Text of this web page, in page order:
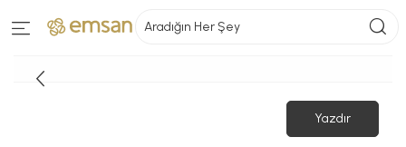
Aradığın Her Şey
Yazdır